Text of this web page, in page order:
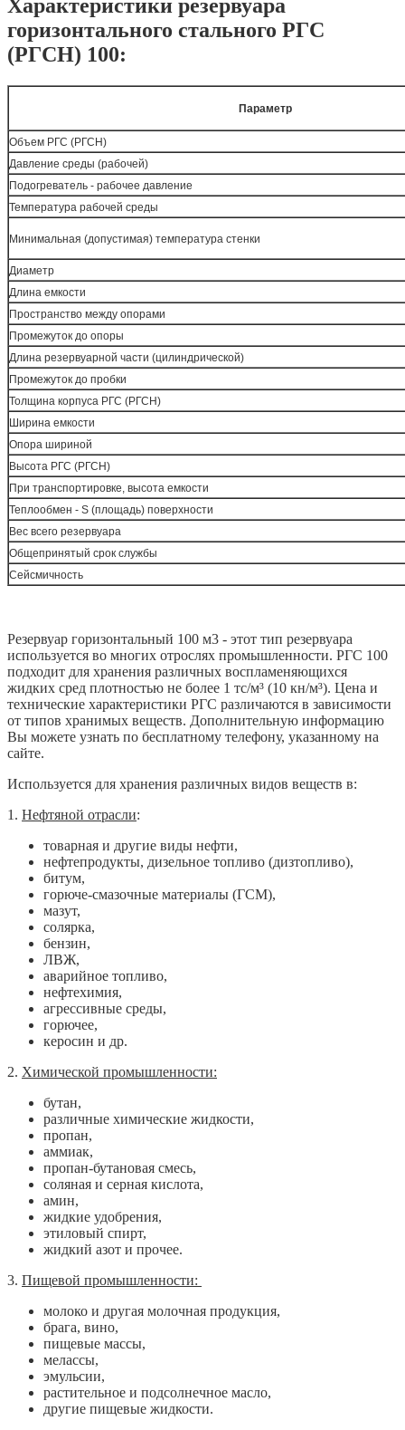
Характеристики резервуара
горизонтального стального РГС
(РГСН) 100:
Параметр
Объем РГС (РГСН)
Давление среды (рабочей)
Подогреватель - рабочее давление
Температура рабочей среды
Минимальная (допустимая) температура стенки
Диаметр
Длина емкости
Пространство между опорами
Промежуток до опоры
Длина резервуарной части (цилиндрической)
Промежуток до пробки
Толщина корпуса РГС (РГСН)
Ширина емкости
Опора шириной
Высота РГС (РГСН)
При транспортировке, высота емкости
Теплообмен - S (площадь) поверхности
Вес всего резервуара
Общепринятый срок службы
Сейсмичность
Резервуар горизонтальный 100 м3 - этот тип резервуара
используется во многих отрослях промышленности. РГС 100
подходит для хранения различных воспламеняющихся
жидких сред плотностью не более 1 тс/м³ (10 кн/м³). Цена и
технические характеристики РГС различаются в зависимости
от типов хранимых веществ. Дополнительную информацию
Вы можете узнать по бесплатному телефону, указанному на
сайте.
Используется для хранения различных видов веществ в:
1. Нефтяной отрасли:
товарная и другие виды нефти,
нефтепродукты, дизельное топливо (дизтопливо),
битум,
горюче-смазочные материалы (ГСМ),
мазут,
солярка,
бензин,
ЛВЖ,
аварийное топливо,
нефтехимия,
агрессивные среды,
горючее,
керосин и др.
2. Химической промышленности:
бутан,
различные химические жидкости,
пропан,
аммиак,
пропан-бутановая смесь,
соляная и серная кислота,
амин,
жидкие удобрения,
этиловый спирт,
жидкий азот и прочее.
3. Пищевой промышленности:
молоко и другая молочная продукция,
брага, вино,
пищевые массы,
мелассы,
эмульсии,
растительное и подсолнечное масло,
другие пищевые жидкости.